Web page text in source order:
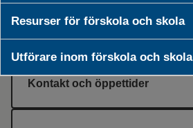
Resurser för förskola och skola
Utförare inom förskola och skola
Kontakt och öppettider